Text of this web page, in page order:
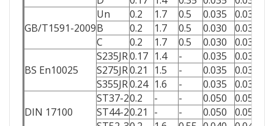
GB/T1591-2009
Un 0.2 1.7 0.5 0.035 0.035
B
0.2 1.7 0.5 0.030 0.030
C
0.2 1.7 0.5 0.030 0.030
BS En10025
S235JR0.17 1.4 - 0.035 0.035
S275JR0.21 1.5 - 0.035 0.035
S355JR0.24 1.6 - 0.035 0.035
DIN 17100
ST37-20.2 - - 0.050 0.050
ST44-20.21 - - 0.050 0.050